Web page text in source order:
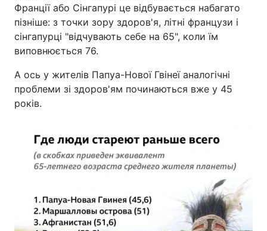
Франції або Сінгапурі це відбувається набагато
пізніше: з точки зору здоров'я, літні французи і
сінгапурці "відчувають себе на 65", коли їм
виповнюється 76.
А ось у жителів Папуа-Нової Гвінеї аналогічні
проблеми зі здоров'ям починаються вже у 45
років.